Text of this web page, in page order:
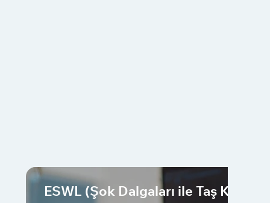
ESWL (Şok Dalgaları ile Taş Kırma)